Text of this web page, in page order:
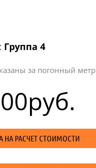
Группа 4
за погонный метр
руб.
НА РАСЧЕТ СТОИМОСТИ